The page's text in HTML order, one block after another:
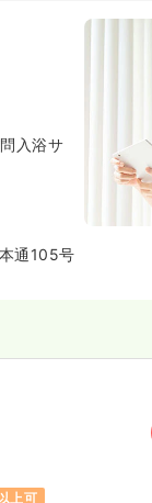
入浴サ
通105号
上可